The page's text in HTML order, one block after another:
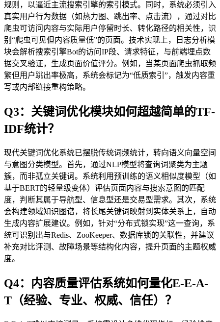
规则，以逼近主流搜索引擎的索引模式。同时，系统必须引入
真实用户行为数据（如热力图、跳出率、点击流），通过对比
爬虫可访问内容与实际用户停留时长、转化路径的相关性，识
别“爬虫可见但内容质量低”的页面。技术实现上，日志分析模
块会解析搜索引擎Bot的访问IP段、请求特征，与前端埋点数
据交叉验证，生成页面价值评分。例如，当某页面爬虫抓取频
繁但用户跳出率极高，系统会标记为“低质索引”，触发内容重
写或内部链接重构策略。
Q3：关键词优化模块如何超越简单的TF-
IDF统计？
现代关键词优化系统已摆脱传统词频统计，转向语义向量空间
与意图分类模型。首先，通过NLP模型将查询词聚类为主题
簇，而非孤立关键词。系统利用预训练的语义相似度模型（如
基于BERT的轻量级变体）评估页面内容与搜索意图的匹配
度，判断其属于导航型、信息型还是交易型需求。其次，系统
会构建领域知识图谱，将长尾关键词映射到实体关系上，自动
生成内容扩展建议。例如，针对“分布式锁实现”这一查询，系
统可识别出与Redis、ZooKeeper、数据库锁的关联性，并建议
补充对比评测、故障场景等结构化内容，提升页面的主题权威
度。
Q4：内容质量评估系统如何量化E-E-A-
T（经验、专业、权威、信任）？